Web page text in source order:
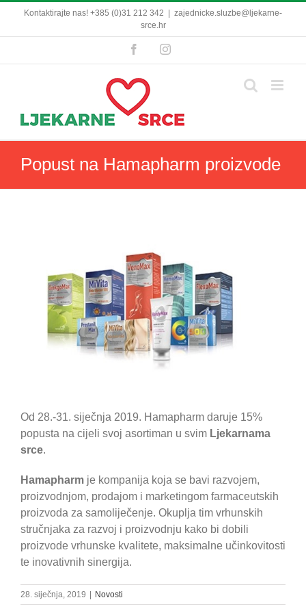
content
Kontaktirajte nas! +385 (0)31 212 342
zajednicke.sluzbe@ljekarne-
srce.hr
FacebookInstagram
Popust na Hamapharm proizvode
Od 28.-31. siječnja 2019. Hamapharm daruje 15%
popusta na cijeli svoj asortiman u svim Ljekarnama
srce.
Hamapharm je kompanija koja se bavi razvojem,
proizvodnjom, prodajom i marketingom farmaceutskih
proizvoda za samoliječenje. Okuplja tim vrhunskih
stručnjaka za razvoj i proizvodnju kako bi dobili
proizvode vrhunske kvalitete, maksimalne učinkovitosti
te inovativnih sinergija.
28. siječnja, 2019 Novosti